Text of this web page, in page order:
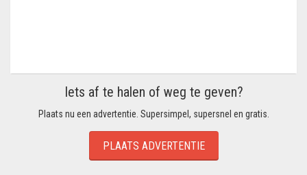
Iets af te halen of weg te geven?
Plaats nu een advertentie. Supersimpel, supersnel en gratis.
PLAATS ADVERTENTIE